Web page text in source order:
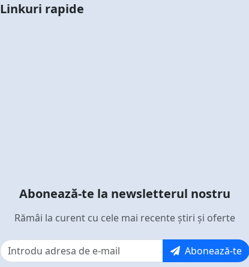
Linkuri rapide
Abonează-te la newsletterul nostru
Rămâi la curent cu cele mai recente știri și oferte
Abonează-te